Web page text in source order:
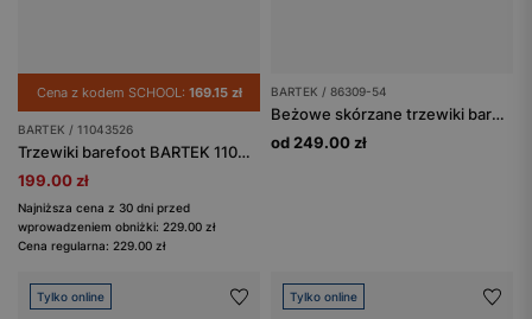
Cena z kodem SCHOOL: 169.15 zł
BARTEK / 11043526
Trzewiki barefoot BARTEK 11043526, niebieskie
199.00 zł
Najniższa cena z 30 dni przed
wprowadzeniem obniżki: 229.00 zł
Cena regularna: 229.00 zł
BARTEK / 86309-54
Beżowe skórzane trzewiki barefoot BARTEK 86309-54
od 249.00 zł
Tylko online Tylko online